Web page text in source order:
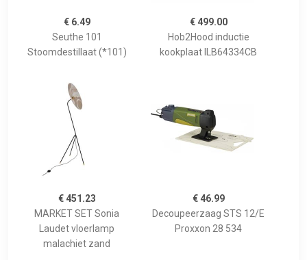
€ 6.49
Seuthe 101
Stoomdestillaat (*101)
€ 499.00
Hob2Hood inductie
kookplaat ILB64334CB
€ 451.23
MARKET SET Sonia
Laudet vloerlamp
malachiet zand
€ 46.99
Decoupeerzaag STS 12/E
Proxxon 28 534